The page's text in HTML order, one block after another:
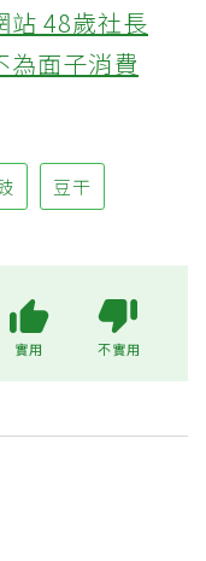
站 48歲社長
為面子消費
豆干
實用 不實用